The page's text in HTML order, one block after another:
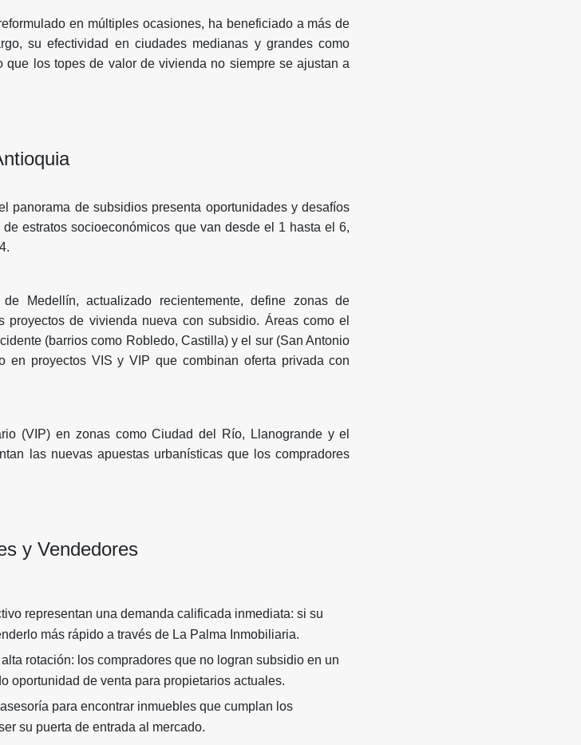
en múltiples ocasiones, ha beneficiado a más de
su efectividad en ciudades medianas y grandes como
los topes de valor de vivienda no siempre se ajustan a
panorama de subsidios presenta oportunidades y desafíos
estratos socioeconómicos que van desde el 1 hasta el 6,
Medellín, actualizado recientemente, define zonas de
proyectos de vivienda nueva con subsidio. Áreas como el
(barrios como Robledo, Castilla) y el sur (San Antonio
en proyectos VIS y VIP que combinan oferta privada con
(VIP) en zonas como Ciudad del Río, Llanogrande y el
las nuevas apuestas urbanísticas que los compradores
y Vendedores
representan una demanda calificada inmediata: si su
más rápido a través de La Palma Inmobiliaria.
rotación: los compradores que no logran subsidio en un
oportunidad de venta para propietarios actuales.
para encontrar inmuebles que cumplan los
su puerta de entrada al mercado.